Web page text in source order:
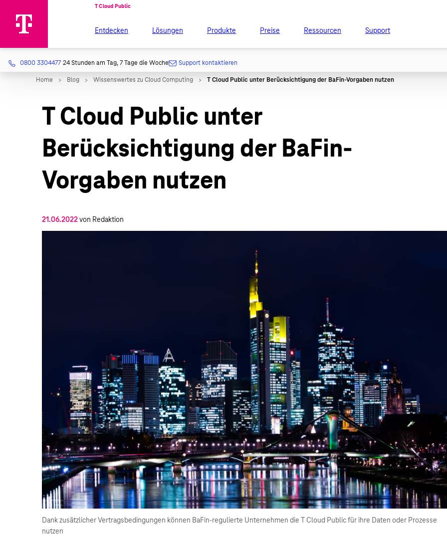
Entdecken Lösungen Produkte Preise Ressourcen Support
0800 3304477 24 Stunden am Tag, 7 Tage die Woche Support kontaktieren
T Cloud Public unter
Berücksichtigung der BaFin-
Vorgaben nutzen
21.06.2022von Redaktion
Dank zusätzlicher Vertragsbedingungen können BaFin-regulierte Unternehmen die T Cloud Public für ihre Daten oder Prozesse
nutzen